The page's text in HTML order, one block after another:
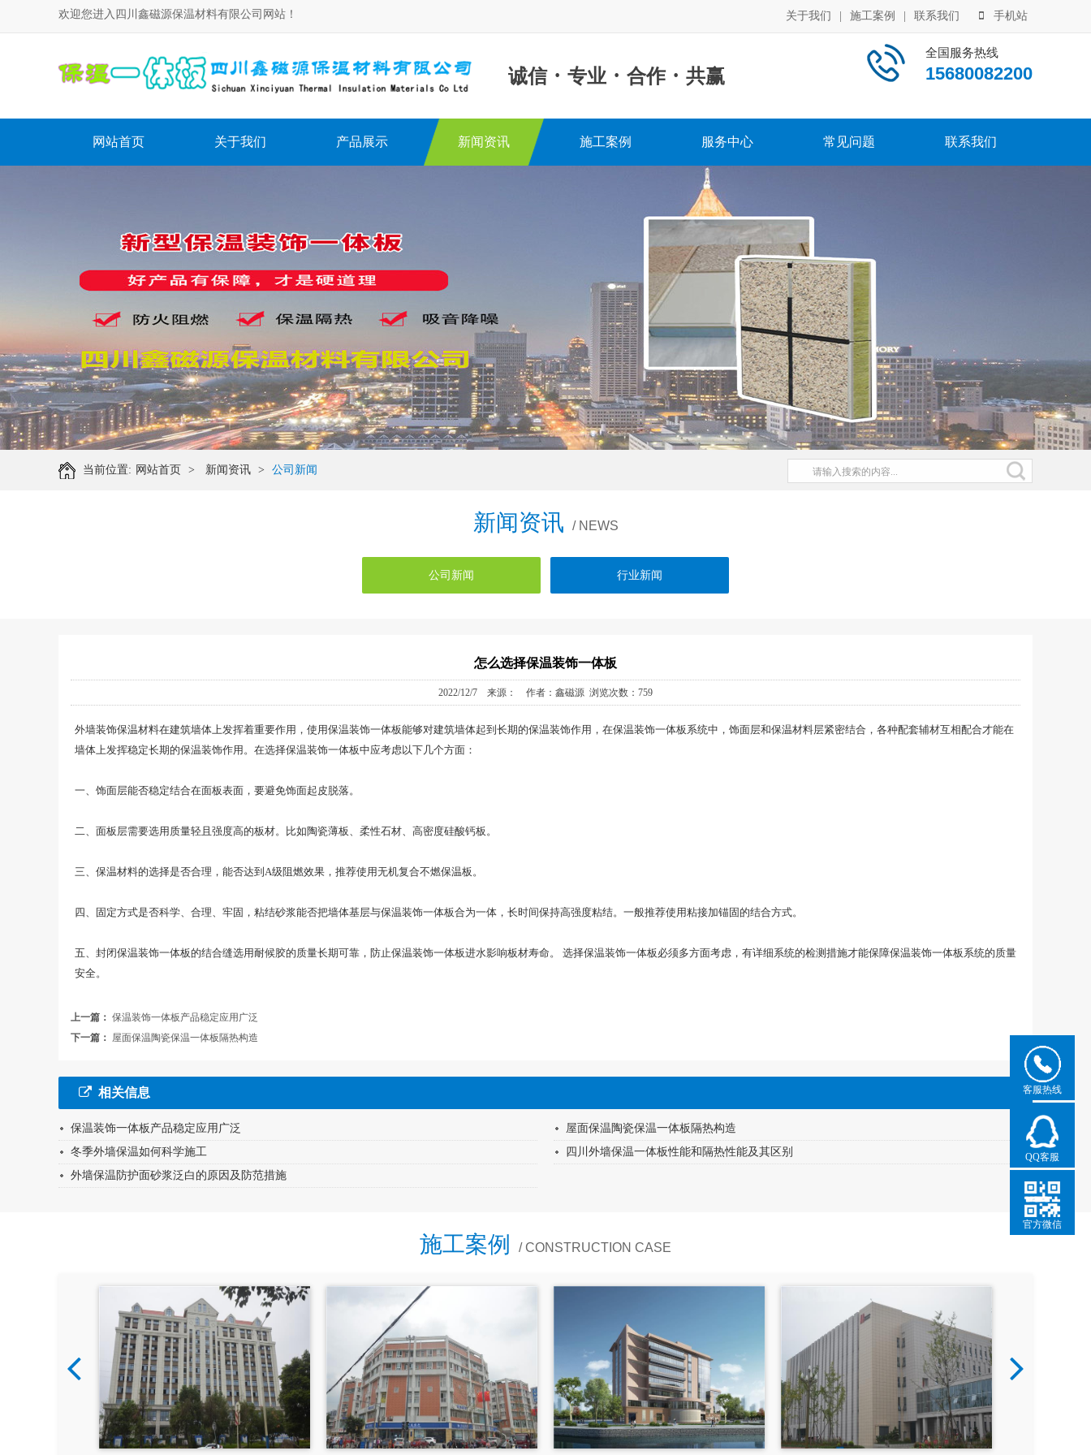
欢迎您进入四川鑫磁源保温材料有限公司网站！ 关于我们 施工案例 联系我们 手机站
诚信 · 专业 · 合作 · 共赢
全国服务热线
15680082200
网站首页 关于我们 产品展示 新闻资讯 施工案例 服务中心 常见问题 联系我们
当前位置: 网站首页 > 新闻资讯 > 公司新闻
新闻资讯 / NEWS
公司新闻 行业新闻
怎么选择保温装饰一体板
2022/12/7 来源： 作者：鑫磁源 浏览次数：759
外墙装饰保温材料在建筑墙体上发挥着重要作用，使用保温装饰一体板能够对建筑墙体起到长期的保温装饰作用，在保温装饰一体板系统中，饰面层和保温材料层紧密结合，各种配套辅材互相配合才能在
墙体上发挥稳定长期的保温装饰作用。在选择保温装饰一体板中应考虑以下几个方面：
一、饰面层能否稳定结合在面板表面，要避免饰面起皮脱落。
二、面板层需要选用质量轻且强度高的板材。比如陶瓷薄板、柔性石材、高密度硅酸钙板。
三、保温材料的选择是否合理，能否达到A级阻燃效果，推荐使用无机复合不燃保温板。
四、固定方式是否科学、合理、牢固，粘结砂浆能否把墙体基层与保温装饰一体板合为一体，长时间保持高强度粘结。一般推荐使用粘接加锚固的结合方式。
五、封闭保温装饰一体板的结合缝选用耐候胶的质量长期可靠，防止保温装饰一体板进水影响板材寿命。 选择保温装饰一体板必须多方面考虑，有详细系统的检测措施才能保障保温装饰一体板系统的质量
安全。
上一篇： 保温装饰一体板产品稳定应用广泛
下一篇： 屋面保温陶瓷保温一体板隔热构造
相关信息
保温装饰一体板产品稳定应用广泛
屋面保温陶瓷保温一体板隔热构造
冬季外墙保温如何科学施工
四川外墙保温一体板性能和隔热性能及其区别
外墙保温防护面砂浆泛白的原因及防范措施
施工案例 / CONSTRUCTION CASE
客服热线
QQ客服
官方微信